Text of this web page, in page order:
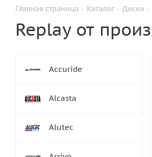
Главная страница - Каталог - Диски -
Replay от
Accuride
Alcasta
Alutec